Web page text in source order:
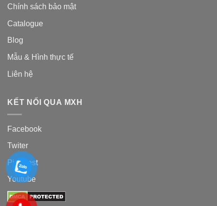
Chính sách bảo mật
Catalogue
Blog
Mẫu & Hình thực tế
Liên hệ
KẾT NỐI QUA MXH
Facebook
Twiter
Pinterest
Youtube